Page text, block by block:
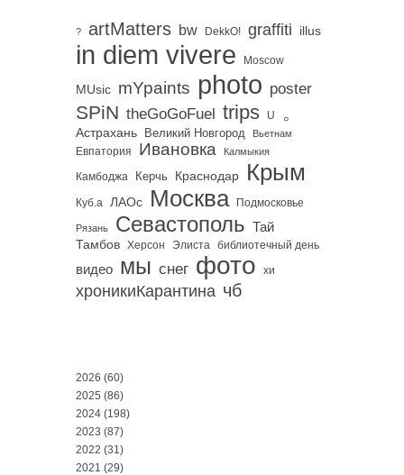
? artMatters bw DekkO! graffiti illus
in diem vivere Moscow
MUsic mYpaints photo poster
SPiN theGoGoFuel trips U 。
Астрахань Великий Новгород Вьетнам
Евпатория Ивановка Калмыкия
Камбоджа Керчь Краснодар Крым
Куб.а ЛАОс Москва Подмосковье
Рязань Севастополь Тай
Тамбов Херсон Элиста библиотечный день
видео мы снег фото хи
хроникиКарантина чб
2026 (60)
2025 (86)
2024 (198)
2023 (87)
2022 (31)
2021 (29)